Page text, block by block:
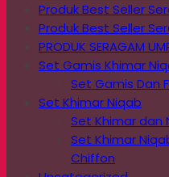
Produk Best Seller
Produk Best Seller
PRODUK SERAGAM
Set Gamis Khimar
Set Gamis Dan
Set Khimar Niqab
Set Khimar dan
Set Khimar
Chiffon